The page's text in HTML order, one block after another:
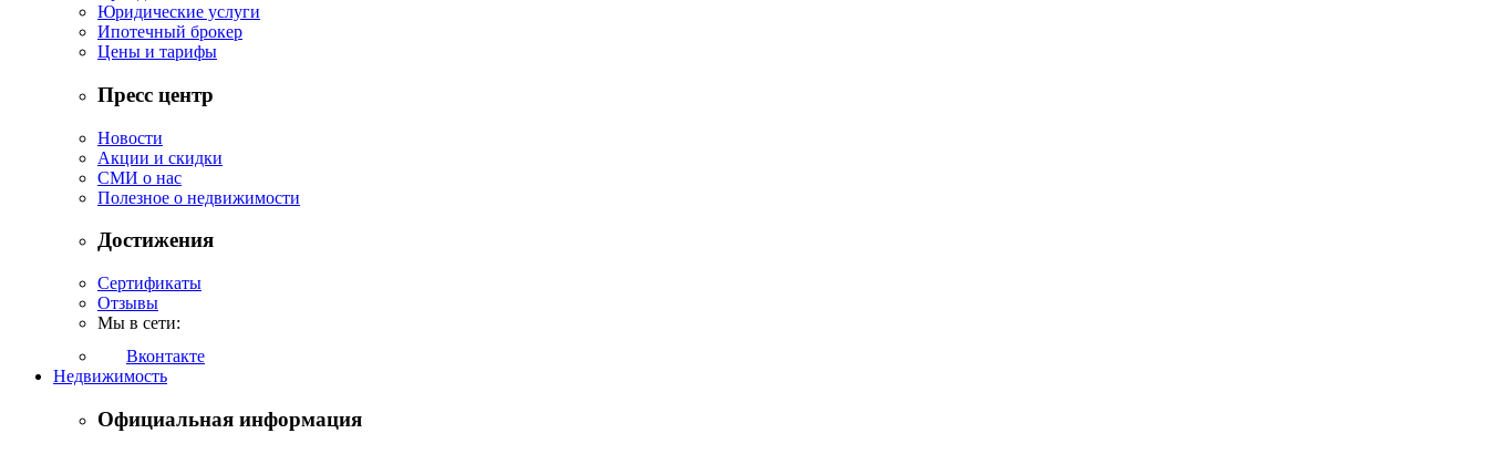
Юридические услуги
Ипотечный брокер
Цены и тарифы
Пресс центр
Новости
Акции и скидки
СМИ о нас
Полезное о недвижимости
Достижения
Сертификаты
Отзывы
Мы в сети:
Вконтакте
Недвижимость
Официальная информация